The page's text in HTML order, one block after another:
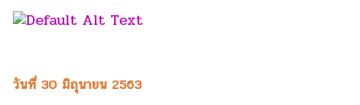
วันที่ 30 มิถุนายน 2563